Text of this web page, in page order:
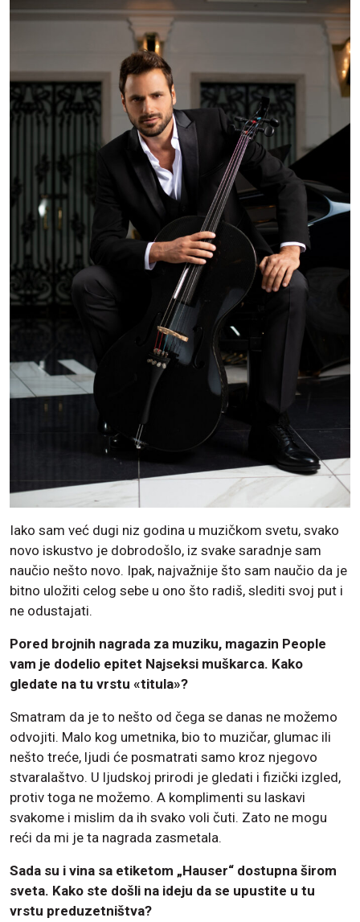
Iako sam već dugi niz godina u muzičkom svetu, svako
novo iskustvo je dobrodošlo, iz svake saradnje sam
naučio nešto novo. Ipak, najvažnije što sam naučio da je
bitno uložiti celog sebe u ono što radiš, slediti svoj put i
ne odustajati.
Pored brojnih nagrada za muziku, magazin People
vam je dodelio epitet Najseksi muškarca. Kako
gledate na tu vrstu «titula»?
Smatram da je to nešto od čega se danas ne možemo
odvojiti. Malo kog umetnika, bio to muzičar, glumac ili
nešto treće, ljudi će posmatrati samo kroz njegovo
stvaralaštvo. U ljudskoj prirodi je gledati i fizički izgled,
protiv toga ne možemo. A komplimenti su laskavi
svakome i mislim da ih svako voli čuti. Zato ne mogu
reći da mi je ta nagrada zasmetala.
Sada su i vina sa etiketom „Hauser“ dostupna širom
sveta. Kako ste došli na ideju da se upustite u tu
vrstu preduzetništva?